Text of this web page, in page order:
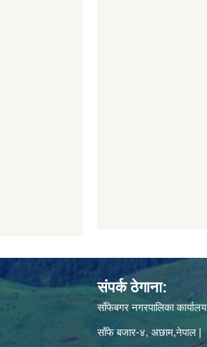
संपर्क ठेगाना:
साँफेबगर नगरपालिका कार्यालय
साँफे बजार-४, अछाम,नेपाल |